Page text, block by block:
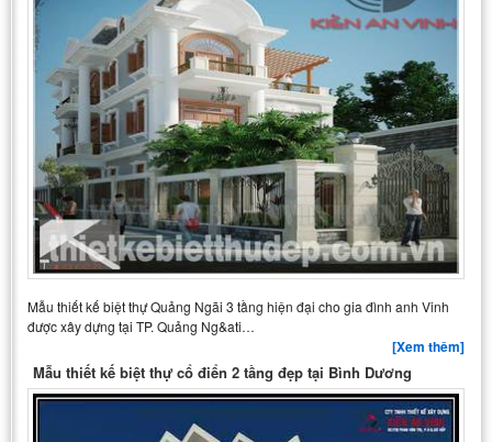
Mẫu thiết kế biệt thự Quảng Ngãi 3 tầng hiện đại cho gia đình anh Vinh
được xây dựng tại TP. Quảng Ng&ati…
[Xem thêm]
Mẫu thiết kế biệt thự cổ điển 2 tầng đẹp tại Bình Dương